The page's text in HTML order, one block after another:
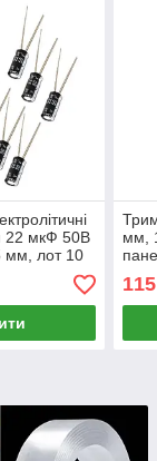
22 мкФ 50В
мм, лот 10
мм,
115